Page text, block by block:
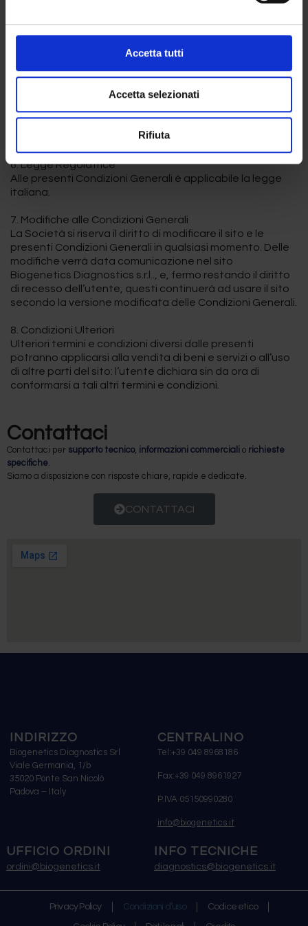
Accetta tutti
Accetta selezionati
Rifiuta
materiali e dei prodotti ivi contenuti. Per quanto
consentito dalle leggi applicabili, la Società non rilascia
alcuna garanzia implicita o esplicita di commerciabilità e
di idoneità ad uno scopo particolare.
5. Limitazione di Responsabilità
La Società non sarà responsabile per i danni di qualsiasi
genere conseguenti all’utilizzo del sito, compresi i danni
diretti, indiretti, incidentali e consequenziali.
6. Legge Regolatrice
Alle presenti Condizioni Generali è applicabile la legge
italiana.
7. Modifiche alle Condizioni Generali
La Società si riserva il diritto di modificare il sito e le
presenti Condizioni Generali in qualsiasi momento. Delle
modifiche verrà data comunicazione nel sito
Biogenetics Diagnostics s.r.l.., e, fermo restando il diritto
di recesso dell’utente, questi continuerà ad usare il sito
secondo la versione modificata delle Condizioni Generali.
8. Condizioni Ulteriori
Ulteriori termini e condizioni diversi dalle presenti
potranno applicarsi alla vendita di beni e servizi o all’uso
di altre parti del sito: l’utente dichiara sin da ora di
conformarsi a tali altri termini e condizioni.
Contattaci
Contattaci per supporto tecnico, informazioni commerciali o richieste
specifiche.
Siamo a disposizione con risposte chiare, rapide e dedicate.
CONTATTACI
INDIRIZZO
Biogenetics Diagnostics Srl
Viale Germania, 1/b
35020 Ponte San Nicolò
Padova – Italy
CENTRALINO
Tel:+39 049 8968186
Fax:+39 049 8961927
P.IVA 05150990280
info@biogenetics.it
UFFICIO ORDINI
ordini@biogenetics.it
INFO TECNICHE
diagnostics@biogenetics.it
Privacy Policy Condizioni d’uso Codice etico